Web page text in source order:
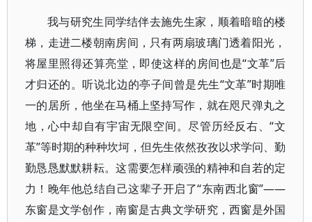
我与研究生同学结伴去施先生家，顺着暗暗的楼
梯，走进二楼朝南房间，只有两扇玻璃门透着阳光，
将屋里照得还算亮堂，即使这样的房间也是“文革”后
才归还的。听说北边的亭子间曾是先生“文革”时期唯
一的居所，他坐在马桶上坚持写作，就在咫尺弹丸之
地，心中却自有宇宙无限空间。尽管历经反右、“文
革”等时期的种种坎坷，但先生依然孜孜以求学问、勤
勤恳恳默默耕耘。这需要怎样顽强的精神和自若的定
力！晚年他总结自己这辈子开启了“东南西北窗”——
东窗是文学创作，南窗是古典文学研究，西窗是外国